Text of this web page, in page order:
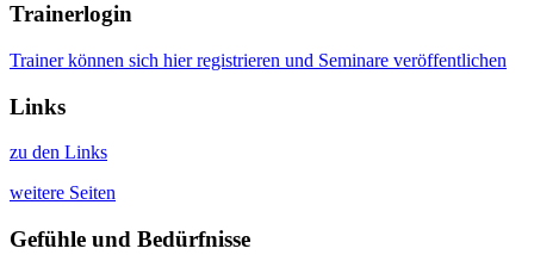
Trainerlogin
Trainer können sich hier registrieren und Seminare veröffentlichen
Links
zu den Links
weitere Seiten
Gefühle und Bedürfnisse